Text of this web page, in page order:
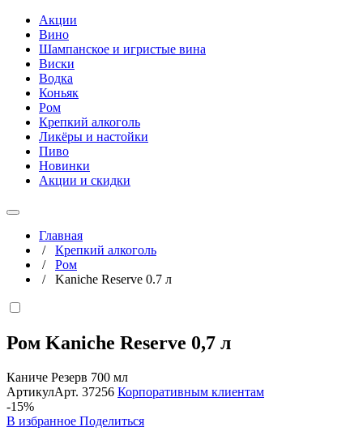
Акции
Вино
Шампанское и игристые вина
Виски
Водка
Коньяк
Ром
Крепкий алкоголь
Ликёры и настойки
Пиво
Новинки
Акции и скидки
Главная
/ Крепкий алкоголь
/ Ром
/ Kaniche Reserve 0.7 л
Ром Kaniche Reserve 0,7 л
Каниче Резерв 700 мл
АртикулАрт. 37256 Корпоративным клиентам
-15%
В избранное Поделиться